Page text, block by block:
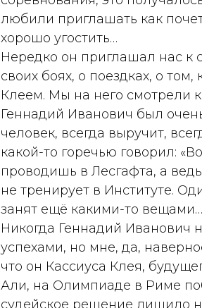
любили приглашать как
хорошо угостить…
Нередко он приглашал нас к
своих боях, о поездках, о
Клеем. Мы на него смотрели
Геннадий Иванович был
человек, всегда выручит,
какой-то горечью говорил:
проводишь в Лесгафта, а
не тренирует в Институте.
занят ещё какими-то
Никогда Геннадий Иванович
успехами, но мне, да,
что он Кассиуса Клея,
Али, на Олимпиаде в Риме
судейское решение лишило